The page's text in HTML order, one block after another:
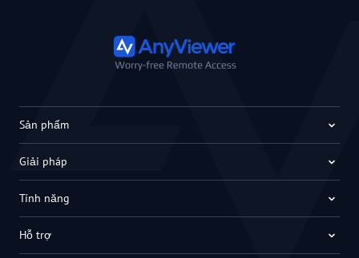
Sản phẩm
Giải pháp
Tính năng
Hỗ trợ